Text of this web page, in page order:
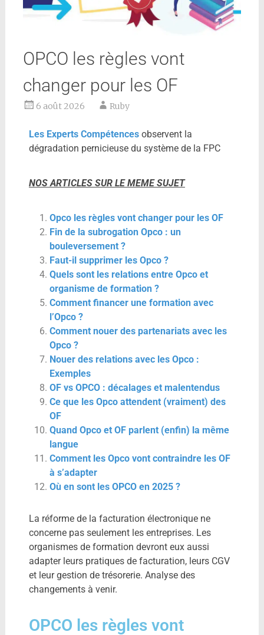
OPCO les règles vont
changer pour les OF
6 août 2026 Ruby
Les Experts Compétences observent la
dégradation pernicieuse du système de la FPC
NOS ARTICLES SUR LE MEME SUJET
Opco les règles vont changer pour les OF
Fin de la subrogation Opco : un
bouleversement ?
Faut-il supprimer les Opco ?
Quels sont les relations entre Opco et
organisme de formation ?
Comment financer une formation avec
l’Opco ?
Comment nouer des partenariats avec les
Opco ?
Nouer des relations avec les Opco :
Exemples
OF vs OPCO : décalages et malentendus
Ce que les Opco attendent (vraiment) des
OF
Quand Opco et OF parlent (enfin) la même
langue
Comment les Opco vont contraindre les OF
à s’adapter
Où en sont les OPCO en 2025 ?
La réforme de la facturation électronique ne
concerne pas seulement les entreprises. Les
organismes de formation devront eux aussi
adapter leurs pratiques de facturation, leurs CGV
et leur gestion de trésorerie. Analyse des
changements à venir.
OPCO les règles vont